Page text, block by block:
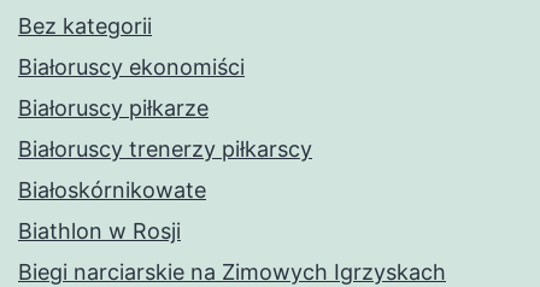
Bez kategorii
Białoruscy ekonomiści
Białoruscy piłkarze
Białoruscy trenerzy piłkarscy
Białoskórnikowate
Biathlon w Rosji
Biegi narciarskie na Zimowych Igrzyskach